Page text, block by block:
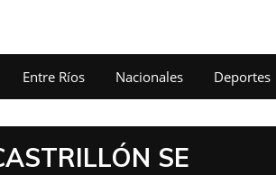
Entre Ríos Nacionales Deportes
SE